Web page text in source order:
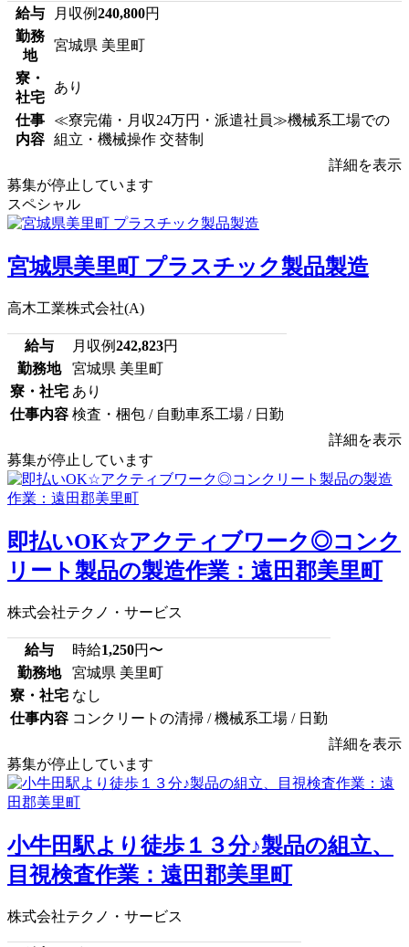
給与 月収例240,800円
勤務
地
宮城県 美里町
寮・
社宅
あり
仕事
内容
≪寮完備・月収24万円・派遣社員≫機械系工場での
組立・機械操作 交替制
詳細を表示
募集が停止しています
スペシャル
宮城県美里町 プラスチック製品製造
高木工業株式会社(A)
給与 月収例242,823円
勤務地
宮城県 美里町
寮・社宅 あり
仕事内容 検査・梱包 / 自動車系工場 / 日勤
詳細を表示
募集が停止しています
即払いOK☆アクティブワーク◎コンク
リート製品の製造作業：遠田郡美里町
株式会社テクノ・サービス
給与 時給1,250円〜
勤務地
宮城県 美里町
寮・社宅 なし
仕事内容 コンクリートの清掃 / 機械系工場 / 日勤
詳細を表示
募集が停止しています
小牛田駅より徒歩１３分♪製品の組立、
目視検査作業：遠田郡美里町
株式会社テクノ・サービス